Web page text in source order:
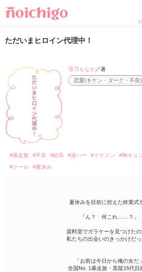
ただいまヒロイン代理中！
恋愛(キケン・ダーク・不良)
雪乃もなか／著
#暴走族 #不良 #総長 #逆ハー #イケメン #胸キュ
#クール
#夏休み
夏休みを目前に控えた終業式
「ん？ 何これ……？」
資料室でガラケーを見つけたの
私たちの出会いのきっかけだっ
「お前は今日から俺の女だ」
全国No. 1暴走族・黒龍15代目